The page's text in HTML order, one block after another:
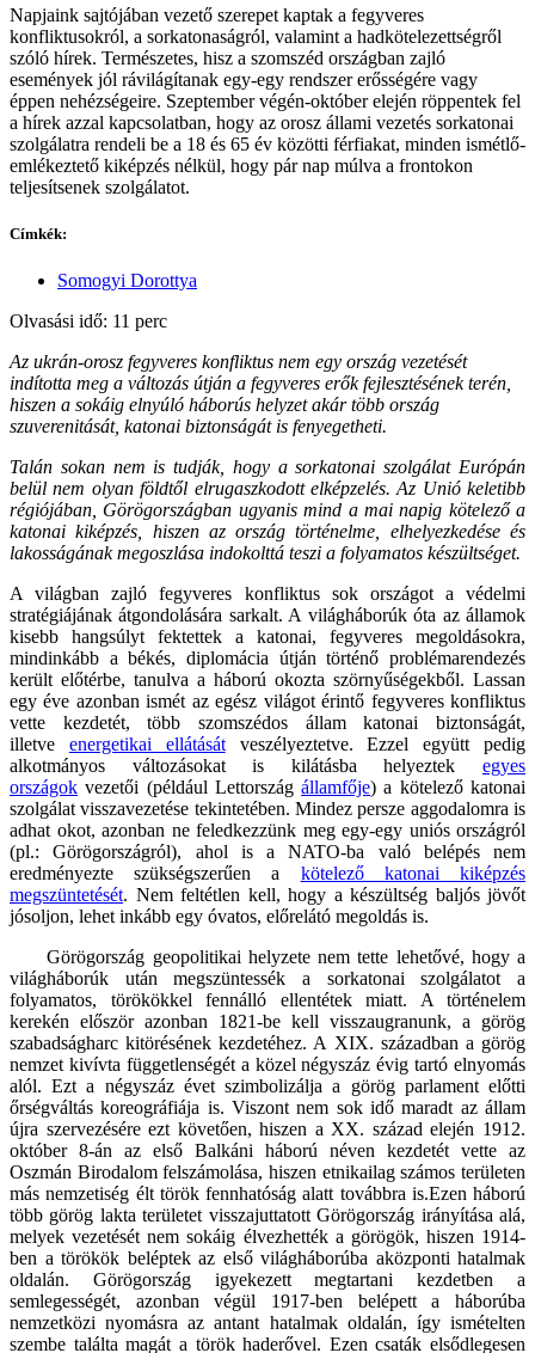
Napjaink sajtójában vezető szerepet kaptak a fegyveres
konfliktusokról, a sorkatonaságról, valamint a hadkötelezettségről
szóló hírek. Természetes, hisz a szomszéd országban zajló
események jól rávilágítanak egy-egy rendszer erősségére vagy
éppen nehézségeire. Szeptember végén-október elején röppentek fel
a hírek azzal kapcsolatban, hogy az orosz állami vezetés sorkatonai
szolgálatra rendeli be a 18 és 65 év közötti férfiakat, minden ismétlő-
emlékeztető kiképzés nélkül, hogy pár nap múlva a frontokon
teljesítsenek szolgálatot.
Címkék:
Somogyi Dorottya
Olvasási idő: 11 perc
Az ukrán-orosz fegyveres konfliktus nem egy ország vezetését
indította meg a változás útján a fegyveres erők fejlesztésének terén,
hiszen a sokáig elnyúló háborús helyzet akár több ország
szuverenitását, katonai biztonságát is fenyegetheti.
Talán sokan nem is tudják, hogy a sorkatonai szolgálat Európán
belül nem olyan földtől elrugaszkodott elképzelés. Az Unió keletibb
régiójában, Görögországban ugyanis mind a mai napig kötelező a
katonai kiképzés, hiszen az ország történelme, elhelyezkedése és
lakosságának megoszlása indokolttá teszi a folyamatos készültséget.
A világban zajló fegyveres konfliktus sok országot a védelmi
stratégiájának átgondolására sarkalt. A világháborúk óta az államok
kisebb hangsúlyt fektettek a katonai, fegyveres megoldásokra,
mindinkább a békés, diplomácia útján történő problémarendezés
került előtérbe, tanulva a háború okozta szörnyűségekből. Lassan
egy éve azonban ismét az egész világot érintő fegyveres konfliktus
vette kezdetét, több szomszédos állam katonai biztonságát,
illetve energetikai ellátásátveszélyeztetve. Ezzel együtt pedig
alkotmányos változásokat is kilátásba helyeztek egyes
országok vezetői (például Lettországállamfője) a kötelező katonai
szolgálat visszavezetése tekintetében. Mindez persze aggodalomra is
adhat okot, azonban ne feledkezzünk meg egy-egy uniós országról
(pl.: Görögországról), ahol is a NATO-ba való belépés nem
eredményezte szükségszerűen a kötelező katonai kiképzés
megszüntetését. Nem feltétlen kell, hogy a készültség baljós jövőt
jósoljon, lehet inkább egy óvatos, előrelátó megoldás is.
Görögország geopolitikai helyzete nem tette lehetővé, hogy a
világháborúk után megszüntessék a sorkatonai szolgálatot a
folyamatos, törökökkel fennálló ellentétek miatt. A történelem
kerekén először azonban 1821-be kell visszaugranunk, a görög
szabadságharc kitörésének kezdetéhez. A XIX. században a görög
nemzet kivívta függetlenségét a közel négyszáz évig tartó elnyomás
alól. Ezt a négyszáz évet szimbolizálja a görög parlament előtti
őrségváltás koreográfiája is. Viszont nem sok idő maradt az állam
újra szervezésére ezt követően, hiszen a XX. század elején 1912.
október 8-án az első Balkáni háború néven kezdetét vette az
Oszmán Birodalom felszámolása, hiszen etnikailag számos területen
más nemzetiség élt török fennhatóság alatt továbbra is.Ezen háború
több görög lakta területet visszajuttatott Görögország irányítása alá,
melyek vezetését nem sokáig élvezhették a görögök, hiszen 1914-
ben a törökök beléptek az első világháborúba aközponti hatalmak
oldalán. Görögország igyekezett megtartani kezdetben a
semlegességét, azonban végül 1917-ben belépett a háborúba
nemzetközi nyomásra az antant hatalmak oldalán, így ismételten
szembe találta magát a török haderővel. Ezen csaták elsődlegesen